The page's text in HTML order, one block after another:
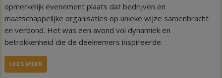
opmerkelijk evenement plaats dat bedrijven en
maatschappelijke organisaties op unieke wijze samenbracht
en verbond. Het was een avond vol dynamiek en
betrokkenheid die de deelnemers inspireerde.
LEES MEER